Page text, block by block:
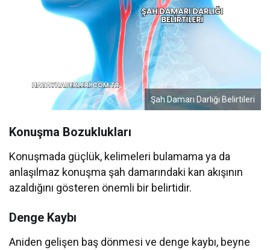
Şah Damarı Darlığı Belirtileri
Konuşma Bozuklukları
Konuşmada güçlük, kelimeleri bulamama ya da
anlaşılmaz konuşma şah damarındaki kan akışının
azaldığını gösteren önemli bir belirtidir.
Denge Kaybı
Aniden gelişen baş dönmesi ve denge kaybı, beyne